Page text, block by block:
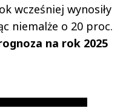
wcześniej wynosiły
niemalże o 20 proc.
na rok 2025